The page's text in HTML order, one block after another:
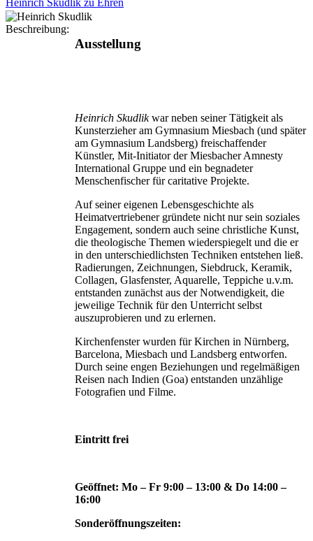
Heinrich Skudlik zu Ehren
Beschreibung:
Ausstellung
Heinrich Skudlikwar neben seiner Tätigkeit als
Kunsterzieher am Gymnasium Miesbach (und später
am Gymnasium Landsberg) freischaffender
Künstler, Mit-Initiator der Miesbacher Amnesty
International Gruppe und ein begnadeter
Menschenfischer für caritative Projekte.
Auf seiner eigenen Lebensgeschichte als
Heimatvertriebener gründete nicht nur sein soziales
Engagement, sondern auch seine christliche Kunst,
die theologische Themen wiederspiegelt und die er
in den unterschiedlichsten Techniken entstehen ließ.
Radierungen, Zeichnungen, Siebdruck, Keramik,
Collagen, Glasfenster, Aquarelle, Teppiche u.v.m.
entstanden zunächst aus der Notwendigkeit, die
jeweilige Technik für den Unterricht selbst
auszuprobieren und zu erlernen.
Kirchenfenster wurden für Kirchen in Nürnberg,
Barcelona, Miesbach und Landsberg entworfen.
Durch seine engen Beziehungen und regelmäßigen
Reisen nach Indien (Goa) entstanden unzählige
Fotografien und Filme.
Eintritt frei
Geöffnet: Mo – Fr 9:00 – 13:00 & Do 14:00 –
16:00
Sonderöffnungszeiten: